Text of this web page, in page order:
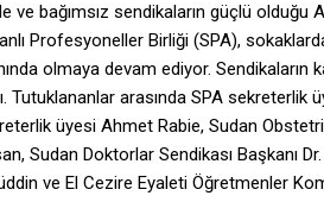
bağımsız sendikaların güçlü olduğu
Profesyoneller Birliği (SPA),
olmaya devam ediyor. Sendikaların
Tutuklananlar arasında SPA
üyesi Ahmet Rabie, Sudan
Sudan Doktorlar Sendikası Başkanı
ve El Cezire Eyaleti Öğretmenler